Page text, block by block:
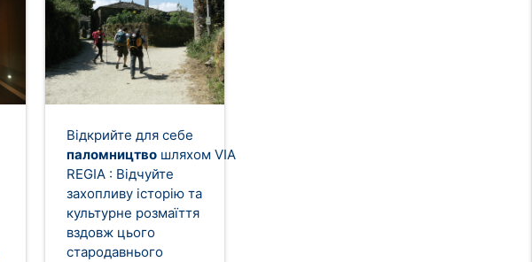
Відкрийте для себе
паломництво шляхом VIA
REGIA : Відчуйте
захопливу історію та
культурне розмаїття
вздовж цього
стародавнього